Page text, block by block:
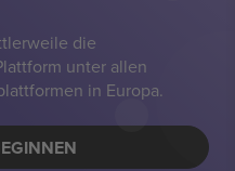
die
unter allen
in Europa.